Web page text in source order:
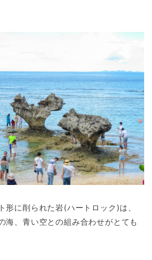
形に削られた岩(ハートロック)は、
海、青い空との組み合わせがとても